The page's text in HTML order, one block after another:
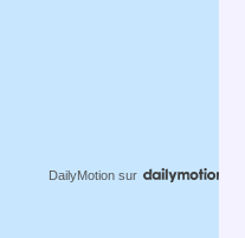
DailyMotion sur